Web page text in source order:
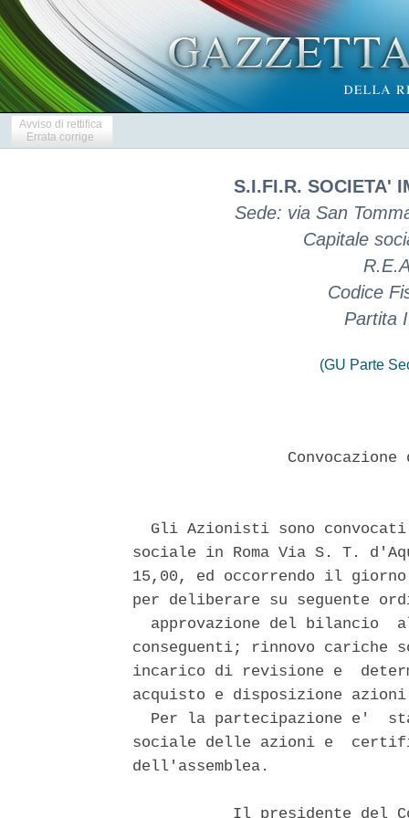
Avviso di rettifica
Errata corrige
S.I.FI.R. SOCIETA'
Sede: via San
Capitale
Codice
Partita
(GU Parte
Gli Azionisti sono
sociale in Roma Via S. T.
15,00, ed occorrendo il
per deliberare su seguente
approvazione del bilancio
conseguenti; rinnovo cariche
incarico di revisione e
acquisto e disposizione
Per la partecipazione e'
sociale delle azioni e
dell'assemblea.
Il presidente del